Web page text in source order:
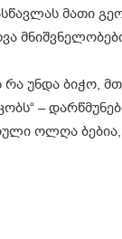
მათი
რა უნდა ბიჭო,
–
ოლღა